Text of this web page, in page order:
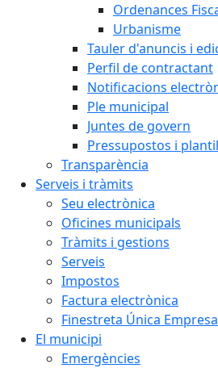
Ordenances
Urbanisme
Tauler d'anuncis i
Perfil de contractant
Notificacions
Ple municipal
Juntes de govern
Pressupostos i
Transparència
Serveis i tràmits
Seu electrònica
Oficines municipals
Tràmits i gestions
Serveis
Impostos
Factura electrònica
Finestreta Única
El municipi
Emergències